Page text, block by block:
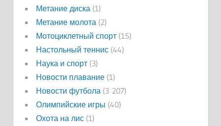
Метание диска (1)
Метание молота (2)
Мотоциклетный спорт(15)
Настольный теннис(44)
Наука и спорт(3)
Новости плавание(1)
Новости футбола (3 207)
Олимпийские игры (40)
Охота на лис(1)